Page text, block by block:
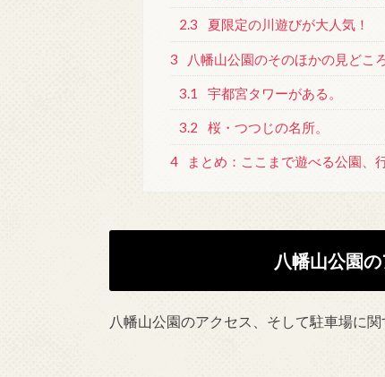
2.3 夏限定の川遊びが大人気！
3 八幡山公園のそのほかの見どころ
3.1 宇都宮タワーがある。
3.2 桜・つつじの名所。
4 まとめ：ここまで遊べる公園、
八幡山公園
八幡山公園のアクセス、そして駐車場に